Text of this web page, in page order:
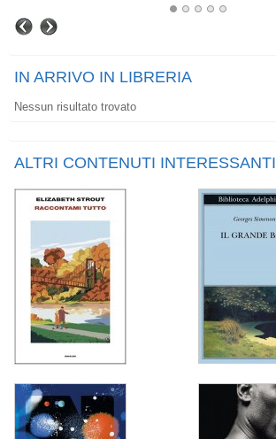
IN ARRIVO IN LIBRERIA
Nessun risultato trovato
ALTRI CONTENUTI INTERESSANTI